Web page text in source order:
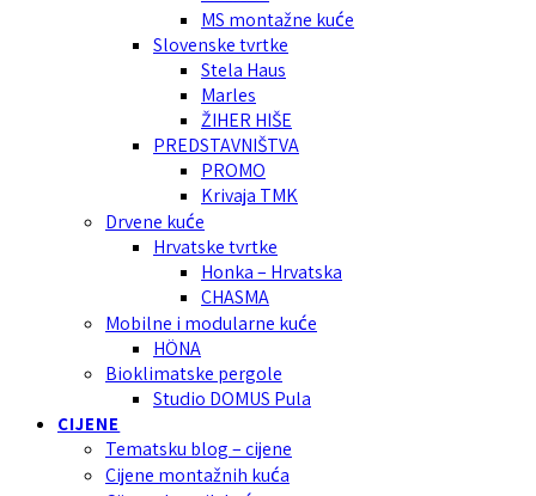
MS montažne kuće
Slovenske tvrtke
Stela Haus
Marles
ŽIHER HIŠE
PREDSTAVNIŠTVA
PROMO
Krivaja TMK
Drvene kuće
Hrvatske tvrtke
Honka – Hrvatska
CHASMA
Mobilne i modularne kuće
HÖNA
Bioklimatske pergole
Studio DOMUS Pula
CIJENE
Tematsku blog – cijene
Cijene montažnih kuća